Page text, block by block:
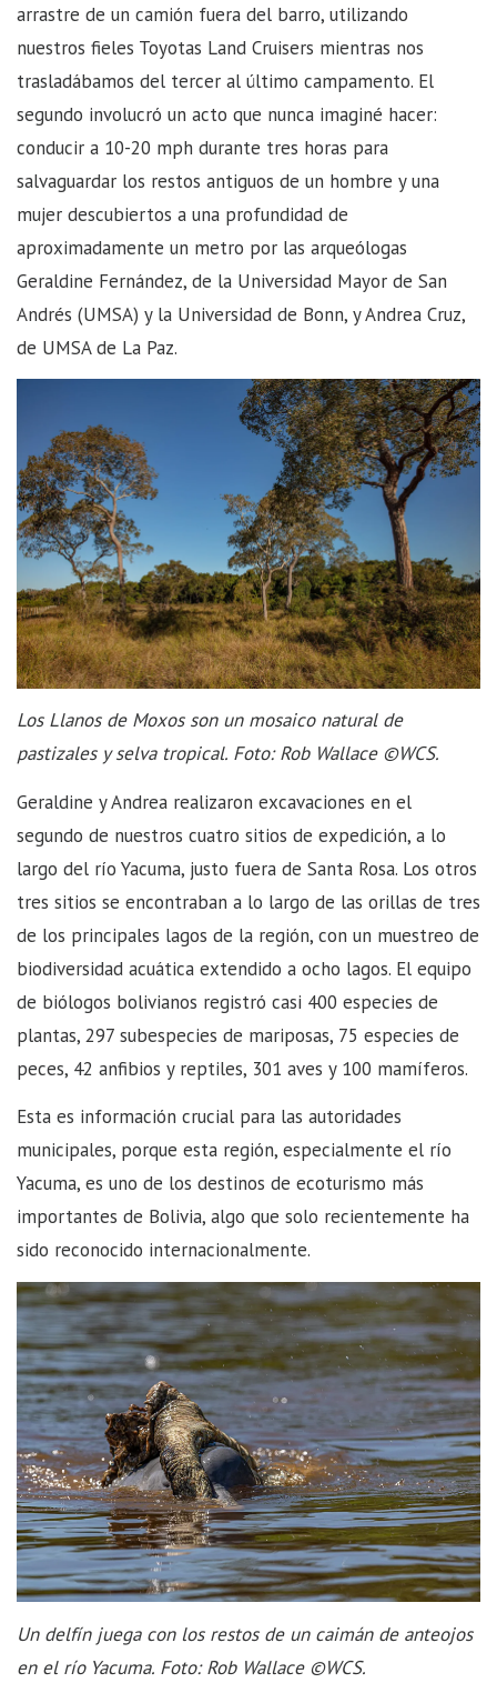
arrastre de un camión fuera del barro, utilizando
nuestros fieles Toyotas Land Cruisers mientras nos
trasladábamos del tercer al último campamento. El
segundo involucró un acto que nunca imaginé hacer:
conducir a 10-20 mph durante tres horas para
salvaguardar los restos antiguos de un hombre y una
mujer descubiertos a una profundidad de
aproximadamente un metro por las arqueólogas
Geraldine Fernández, de la Universidad Mayor de San
Andrés (UMSA) y la Universidad de Bonn, y Andrea Cruz,
de UMSA de La Paz.
Los Llanos de Moxos son un mosaico natural de
pastizales y selva tropical. Foto: Rob Wallace ©WCS.
Geraldine y Andrea realizaron excavaciones en el
segundo de nuestros cuatro sitios de expedición, a lo
largo del río Yacuma, justo fuera de Santa Rosa. Los otros
tres sitios se encontraban a lo largo de las orillas de tres
de los principales lagos de la región, con un muestreo de
biodiversidad acuática extendido a ocho lagos. El equipo
de biólogos bolivianos registró casi 400 especies de
plantas, 297 subespecies de mariposas, 75 especies de
peces, 42 anfibios y reptiles, 301 aves y 100 mamíferos.
Esta es información crucial para las autoridades
municipales, porque esta región, especialmente el río
Yacuma, es uno de los destinos de ecoturismo más
importantes de Bolivia, algo que solo recientemente ha
sido reconocido internacionalmente.
Un delfín juega con los restos de un caimán de anteojos
en el río Yacuma. Foto: Rob Wallace ©WCS.